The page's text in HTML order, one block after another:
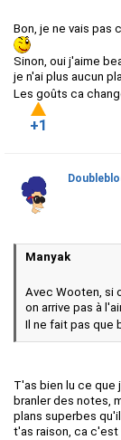
Bon, je ne vais pas
Sinon, oui j'aime
je n'ai plus aucun
Les goûts ca
+1
Manyak
Avec Wooten, si
on arrive pas à
Il ne fait pas que
T'as bien lu ce que
branler des notes,
plans superbes
t'as raison, ca c'est